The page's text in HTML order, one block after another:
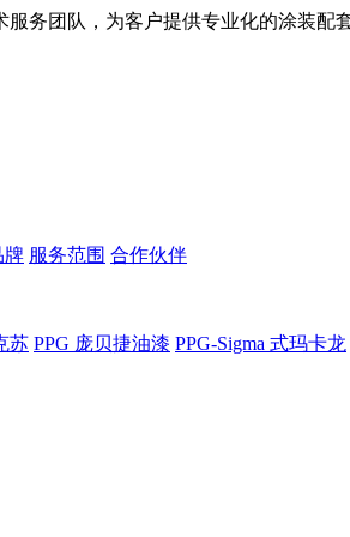
服务团队，为客户提供专业化的涂装配
牌 服务范围 合作伙伴
苏 PPG 庞贝捷油漆 PPG-Sigma 式玛卡龙